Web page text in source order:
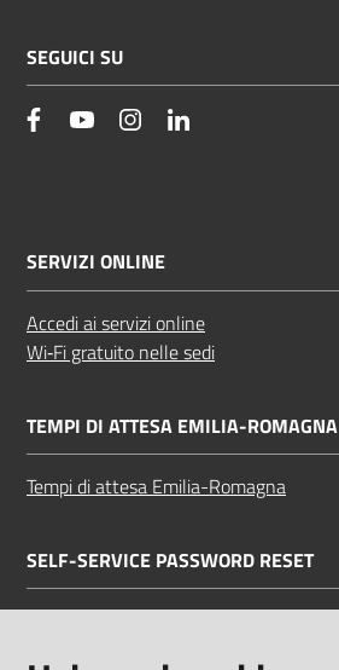
SEGUICI SU
facebookYouTube Instagram
SERVIZI ONLINE
Accedi ai servizi online
Wi‑Fi gratuito nelle sedi
TEMPI DI ATTESA EMILIA-ROMAGNA
Tempi di attesa Emilia-Romagna
SELF-SERVICE PASSWORD RESET